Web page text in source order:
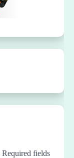
Required fields